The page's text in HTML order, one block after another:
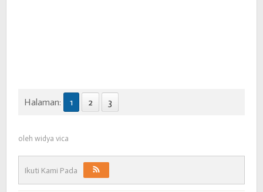
Halaman: 1 2 3
oleh widya vica
Ikuti Kami Pada